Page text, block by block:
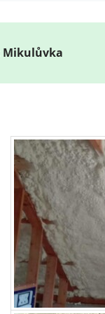
Mikulůvka